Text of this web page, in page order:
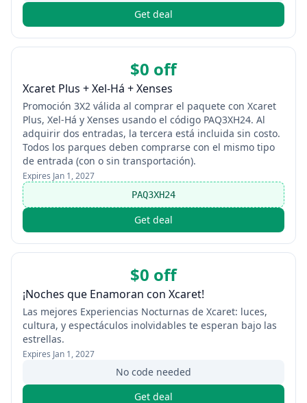
Get deal
$0 off
Xcaret Plus + Xel‑Há + Xenses
Promoción 3X2 válida al comprar el paquete con Xcaret
Plus, Xel‑Há y Xenses usando el código PAQ3XH24. Al
adquirir dos entradas, la tercera está incluida sin costo.
Todos los parques deben comprarse con el mismo tipo
de entrada (con o sin transportación).
Expires Jan 1, 2027
PAQ3XH24
Get deal
$0 off
¡Noches que Enamoran con Xcaret!
Las mejores Experiencias Nocturnas de Xcaret: luces,
cultura, y espectáculos inolvidables te esperan bajo las
estrellas.
Expires Jan 1, 2027
No code needed
Get deal